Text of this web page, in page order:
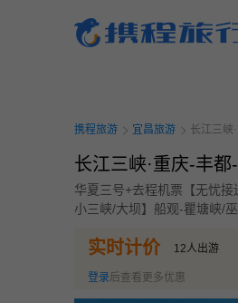
携程旅游
宜昌旅游 长江三峡
长江三峡·重庆-丰
华夏三号+去程机票【无忧
小三峡/大坝】船观-瞿塘峡/
实时计价 12人出游
登录后查看更多优惠